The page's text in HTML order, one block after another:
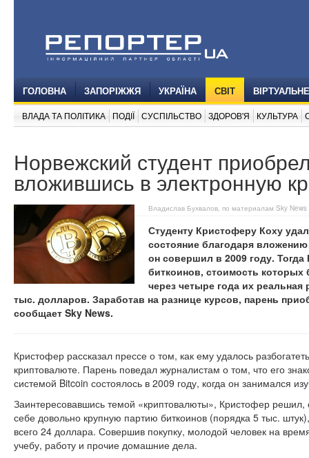
ГОЛОВНА ЗАПОРІЖЖЯ УКРАЇНА СВІТ
ВЛАДА ТА ПОЛІТИКА ПОДІЇ СУСПІЛЬСТВО ЗДОРОВ'Я КУЛЬТУРА
Норвежский студент
вложившись в электронную
Владислав Бухвалов, по материалам Sky News
Студенту Кристоферу Коху
состояние благодаря
он совершил в 2009 году.
биткоинов, стоимость
через четыре года их
тыс. долларов. Заработав на разнице курсов, парень
сообщает Sky News.
Кристофер рассказал прессе о том, как ему удалось
криптовалюте. Парень поведал журналистам о том, что его
системой Bitcoin состоялось в 2009 году, когда он занимался
Заинтересовавшись темой «криптовалюты», Кристофер
себе довольно крупную партию биткоинов (порядка 5 тыс.
всего 24 доллара. Совершив покупку, молодой человек на
учебу, работу и прочие домашние дела.